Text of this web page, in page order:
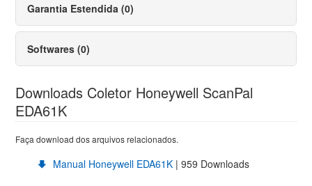
Garantia Estendida (0)
Softwares (0)
Downloads Coletor Honeywell ScanPal
EDA61K
Faça download dos arquivos relacionados.
Manual Honeywell EDA61K| 959 Downloads